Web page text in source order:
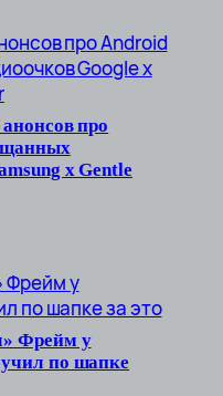
про
x Gentle
Фрейм у
по шапке